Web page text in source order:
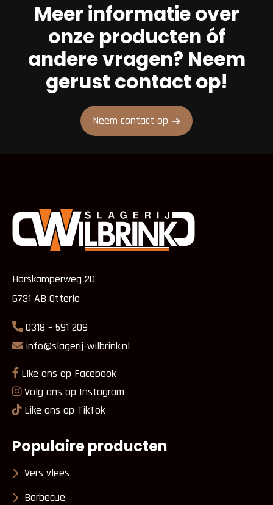
Meer informatie over
onze producten óf
andere vragen? Neem
gerust contact op!
Neem contact op
Harskamperweg 20
6731 AB Otterlo
0318 – 591 209
info@slagerij-wilbrink.nl
Like ons op Facebook
Volg ons op Instagram
Like ons op TikTok
Populaire producten
Vers vlees
Barbecue